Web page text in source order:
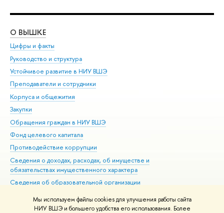
Мы используем файлы cookies для улучшения работы сайта
НИУ ВШЭ и большего удобства его использования. Более
О ВЫШКЕ
Цифры и факты
Руководство и структура
Устойчивое развитие в НИУ ВШЭ
Преподаватели и сотрудники
Корпуса и общежития
Закупки
Обращения граждан в НИУ ВШЭ
Фонд целевого капитала
Противодействие коррупции
Сведения о доходах, расходах, об имуществе и
обязательствах имущественного характера
Сведения об образовательной организации
Людям с ограниченными возможностями здоровья
Единая платежная страница